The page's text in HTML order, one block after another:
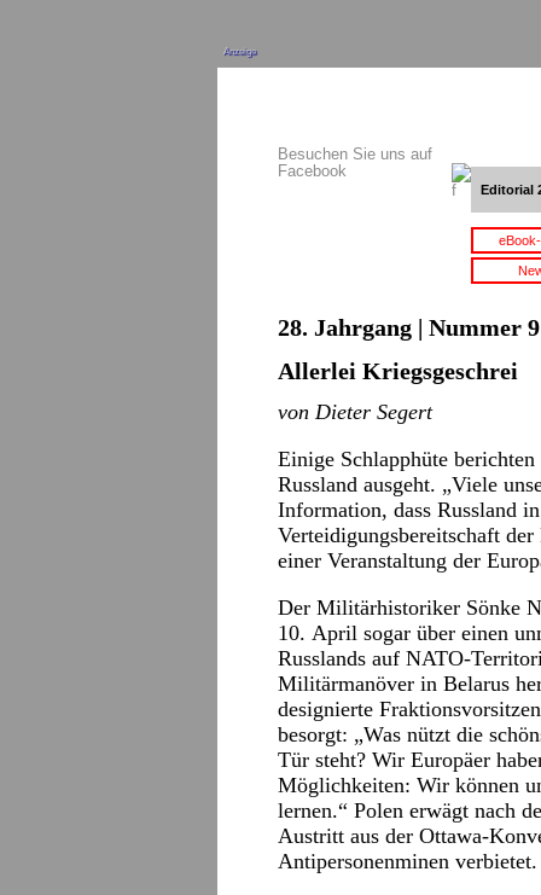
Anzeige
Besuchen Sie uns auf
Facebook
Editorial
28. Jahrgang | Nummer
Allerlei Kriegsgeschrei
von Dieter Segert
Einige Schlapphüte
Russland ausgeht. „Viele
Information, dass Russland
Verteidigungsbereitschaft
einer Veranstaltung der
Der Militärhistoriker Sönke
10. April sogar über einen
Russlands auf NATO-
Militärmanöver in Belarus
designierte
besorgt: „Was nützt die
Tür steht? Wir Europäer
Möglichkeiten: Wir können
lernen.“ Polen erwägt nach
Austritt aus der Ottawa-
Antipersonenminen verbietet.